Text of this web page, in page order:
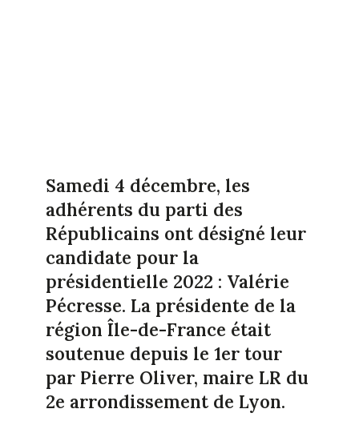
Samedi 4 décembre, les
adhérents du parti des
Républicains ont désigné leur
candidate pour la
présidentielle 2022 : Valérie
Pécresse. La présidente de la
région Île-de-France était
soutenue depuis le 1er tour
par Pierre Oliver, maire LR du
2e arrondissement de Lyon.